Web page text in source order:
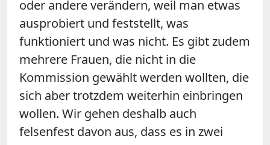
oder andere verändern, weil man etwas
ausprobiert und feststellt, was
funktioniert und was nicht. Es gibt zudem
mehrere Frauen, die nicht in die
Kommission gewählt werden wollten, die
sich aber trotzdem weiterhin einbringen
wollen. Wir gehen deshalb auch
felsenfest davon aus, dass es in zwei